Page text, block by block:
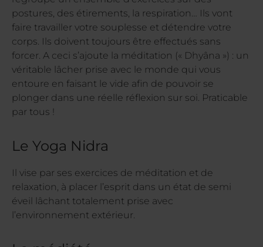
postures, des étirements, la respiration… Ils vont
faire travailler votre souplesse et détendre votre
corps. Ils doivent toujours être effectués sans
forcer. A ceci s’ajoute la méditation (« Dhyâna ») : un
véritable lâcher prise avec le monde qui vous
entoure en faisant le vide afin de pouvoir se
plonger dans une réelle réflexion sur soi. Praticable
par tous !
Le Yoga Nidra
Il vise par ses exercices de méditation et de
relaxation, à placer l’esprit dans un état de semi
éveil lâchant totalement prise avec
l’environnement extérieur.